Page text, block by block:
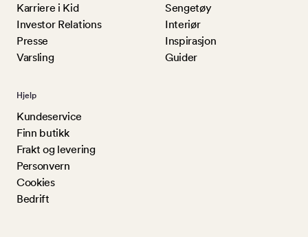
Karriere i Kid
Investor Relations
Presse
Varsling
Sengetøy
Interiør
Inspirasjon
Guider
Hjelp
Kundeservice
Finn butikk
Frakt og levering
Personvern
Cookies
Bedrift